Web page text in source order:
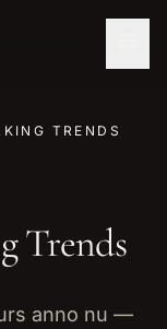
TRENDS
Trends
anno nu —